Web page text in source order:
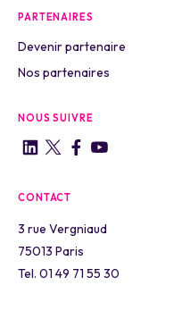
PARTENAIRES
Devenir partenaire
Nos partenaires
NOUS SUIVRE
CONTACT
3 rue Vergniaud
75013 Paris
Tel. 01 49 71 55 30